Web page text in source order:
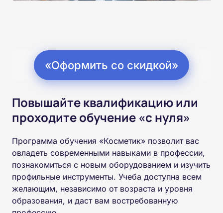
«Оформить со скидкой»
Повышайте квалификацию или
проходите обучение «с нуля»
Программа обучения «Косметик» позволит вас
овладеть современными навыками в профессии,
познакомиться с новым оборудованием и изучить
профильные инструменты. Учеба доступна всем
желающим, независимо от возраста и уровня
образования, и даст вам востребованную